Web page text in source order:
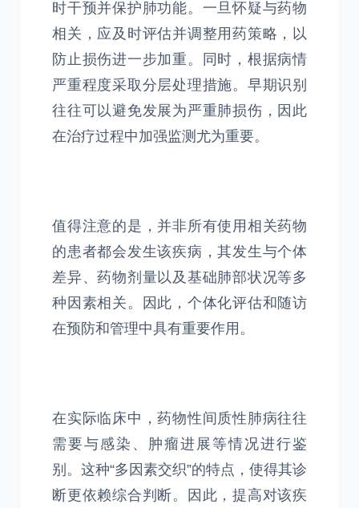
时干预并保护肺功能。一旦怀疑与药物
相关，应及时评估并调整用药策略，以
防止损伤进一步加重。同时，根据病情
严重程度采取分层处理措施。早期识别
往往可以避免发展为严重肺损伤，因此
在治疗过程中加强监测尤为重要。
值得注意的是，并非所有使用相关药物
的患者都会发生该疾病，其发生与个体
差异、药物剂量以及基础肺部状况等多
种因素相关。因此，个体化评估和随访
在预防和管理中具有重要作用。
在实际临床中，药物性间质性肺病往往
需要与感染、肿瘤进展等情况进行鉴
别。这种“多因素交织”的特点，使得其诊
断更依赖综合判断。因此，提高对该疾